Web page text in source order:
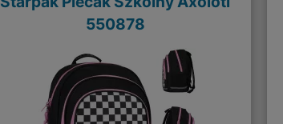
550878